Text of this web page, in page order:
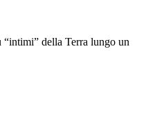
della Terra lungo un